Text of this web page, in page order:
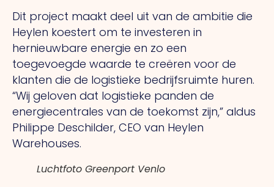
Dit project maakt deel uit van de ambitie die
Heylen koestert om te investeren in
hernieuwbare energie en zo een
toegevoegde waarde te creëren voor de
klanten die de logistieke bedrijfsruimte huren.
“Wij geloven dat logistieke panden de
energiecentrales van de toekomst zijn,” aldus
Philippe Deschilder, CEO van Heylen
Warehouses.
Luchtfoto Greenport Venlo